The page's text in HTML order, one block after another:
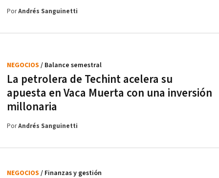
PorAndrés Sanguinetti
La petrolera de Techint acelera su
apuesta en Vaca Muerta con una inversión
millonaria
NEGOCIOS / Balance semestral
PorAndrés Sanguinetti
NEGOCIOS / Finanzas y gestión